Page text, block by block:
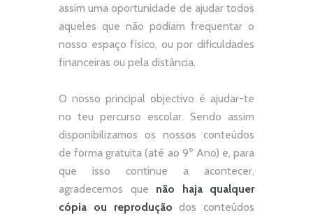
assim uma oportunidade de ajudar todos
aqueles que não podiam frequentar o
nosso espaço físico, ou por dificuldades
financeiras ou pela distância.
O nosso principal objectivo é ajudar-te
no teu percurso escolar. Sendo assim
disponibilizamos os nossos conteúdos
de forma gratuita (até ao 9º Ano) e, para
que isso continue a acontecer,
agradecemos que não
haja qualquer
cópia ou reprodução dos conteúdos